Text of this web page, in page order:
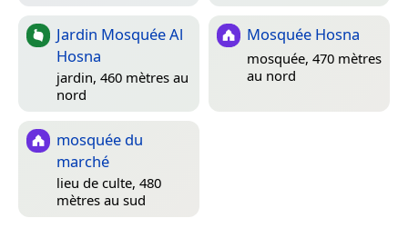
Jardin Mosquée Al
Hosna
jardin, 460 mètres au
nord
Mosquée Hosna
mosquée, 470 mètres
au nord
mosquée du
marché
lieu de culte, 480
mètres au sud